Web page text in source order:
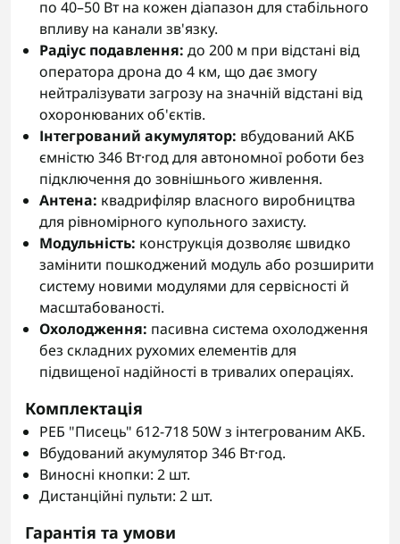
по 40–50 Вт на кожен діапазон для стабільного
впливу на канали зв'язку.
Радіус подавлення: до 200 м при відстані від
оператора дрона до 4 км, що дає змогу
нейтралізувати загрозу на значній відстані від
охоронюваних об'єктів.
Інтегрований акумулятор: вбудований АКБ
ємністю 346 Вт·год для автономної роботи без
підключення до зовнішнього живлення.
Антена: квадрифіляр власного виробництва
для рівномірного купольного захисту.
Модульність: конструкція дозволяє швидко
замінити пошкоджений модуль або розширити
систему новими модулями для сервісності й
масштабованості.
Охолодження: пасивна система охолодження
без складних рухомих елементів для
підвищеної надійності в тривалих операціях.
Комплектація
РЕБ "Писець" 612-718 50W з інтегрованим АКБ.
Вбудований акумулятор 346 Вт·год.
Виносні кнопки: 2 шт.
Дистанційні пульти: 2 шт.
Гарантія та умови